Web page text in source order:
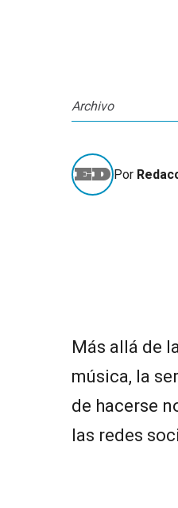
Archivo
Por
Más allá de
música, la
de hacerse
las redes